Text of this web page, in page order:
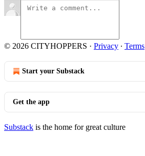
© 2026 CITYHOPPERS · Privacy ∙ Terms
Start your Substack
Get the app
Substack is the home for great culture